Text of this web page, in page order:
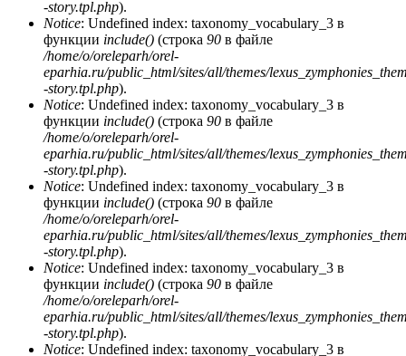
-story.tpl.php).
Notice: Undefined index: taxonomy_vocabulary_3 в
функции include() (строка 90 в файле
/home/o/oreleparh/orel-
eparhia.ru/public_html/sites/all/themes/
-story.tpl.php).
Notice: Undefined index: taxonomy_vocabulary_3 в
функции include() (строка 90 в файле
/home/o/oreleparh/orel-
eparhia.ru/public_html/sites/all/themes/
-story.tpl.php).
Notice: Undefined index: taxonomy_vocabulary_3 в
функции include() (строка 90 в файле
/home/o/oreleparh/orel-
eparhia.ru/public_html/sites/all/themes/
-story.tpl.php).
Notice: Undefined index: taxonomy_vocabulary_3 в
функции include() (строка 90 в файле
/home/o/oreleparh/orel-
eparhia.ru/public_html/sites/all/themes/
-story.tpl.php).
Notice: Undefined index: taxonomy_vocabulary_3 в